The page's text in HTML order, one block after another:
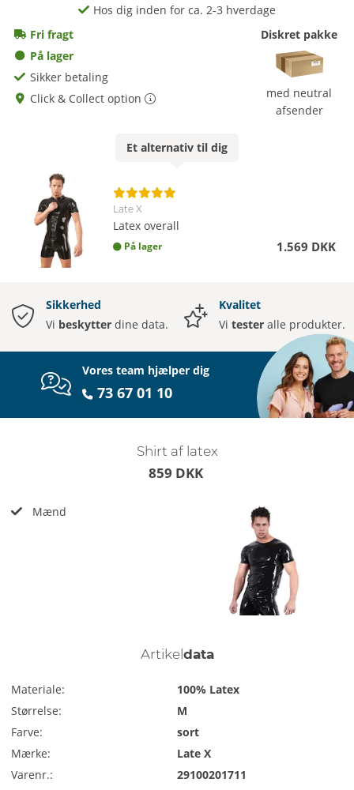
Hos dig inden for ca. 2-3 hverdage
Fri fragt
På lager
Sikker betaling
Click & Collect option
Diskret pakke
med neutral
afsender
Et alternativ til dig
Late X
Latex overall
På lager 1.569 DKK
Sikkerhed
Vi beskytter dine data.
Kvalitet
Vi tester alle produkter.
Vores team hjælper dig
73 67 01 10
Shirt af latex
859 DKK
Mænd
Artikeldata
Materiale:
100% Latex
Størrelse:
M
Farve:
sort
Mærke:
Late X
Varenr.:
29100201711